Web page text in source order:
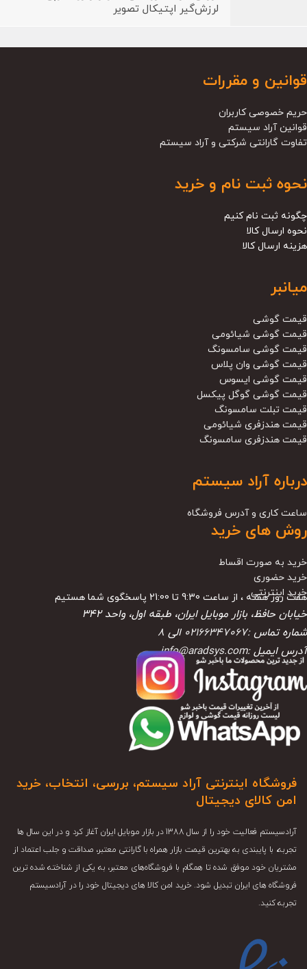
لرزش‌گیر اپتیکال تصویر
قوانین و مقررات
حریم خصوصی کاربران
قوانین آراد سیستم
تفاوت گارانتی شرکتی و آراد سیستم
نحوه ثبت نام و خرید
چگونه ثبت نام کنیم
نحوه ارسال کالا
هزینه ارسال کالا
میانبر
قیمت گوشی
قیمت گوشی شیائومی
قیمت گوشی سامسونگ
قیمت گوشی وان پلاس
قیمت گوشی ایسوس
قیمت گوشی گوگل پیکسل
قیمت تبلت سامسونگ
قیمت هندزفری شیائومی
قیمت هندزفری سامسونگ
درباره آراد سیستم
ساعت کاری و آدرس فروشگاه
روش های خرید
خرید به صورت اقساط
خرید حضوری
خرید اینترنتی
هفت روز هفته ، از ساعت 9:30 تا 21:00 پاسخگوی شما هستیم
خیابان حافظ، بازار موبایل ایران، طبقه اول، واحد ۳۴۲
شماره تماس :02166347067 الی 8
آدرس ایمیل :info@aradsys.com
فروشگاه اینترنتی آراد سیستم، بررسی، انتخاب، خرید
امن کالای دیجیتال
آرادسیستم فعالیت خود را از سال 1388 در بازار موبایل ایران آغاز کرد و در این سال ها
تجربه، با پایبندی به بهترین قیمت بازار همراه با گارانتی معتبر، صداقت و جلب اعتماد از
مشتریان خود موفق شده تا همگام با فروشگاه‌های معتبر، به یکی از شناخته شده ترین
فروشگاه های ایران تبدیل شود. خرید امن کالا های دیجیتال خود را در آرادسیستم
تجربه کنید.